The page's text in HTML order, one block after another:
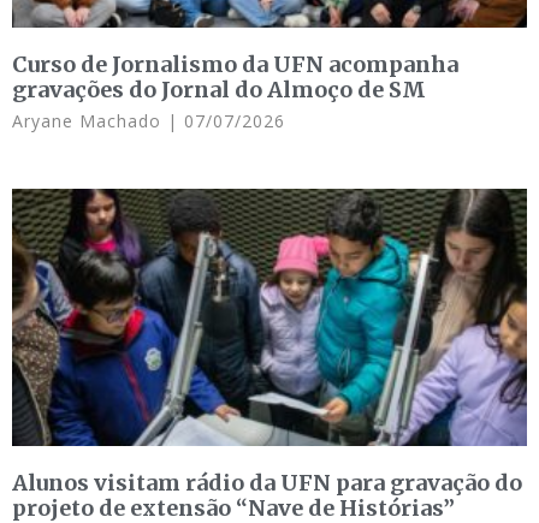
Curso de Jornalismo da UFN acompanha
gravações do Jornal do Almoço de SM
Aryane Machado 07/07/2026
Alunos visitam rádio da UFN para gravação do
projeto de extensão “Nave de Histórias”